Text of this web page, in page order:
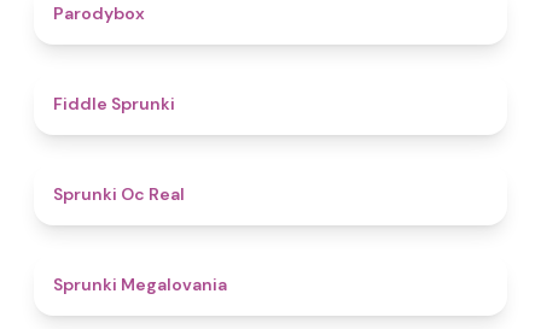
Parodybox
Fiddle Sprunki
Sprunki Oc Real
Sprunki Megalovania